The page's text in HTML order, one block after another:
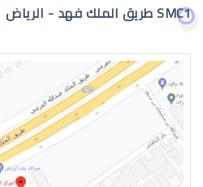
نزيف الشبكية في العين
SMC1 طريق الملك فهد - الرياض